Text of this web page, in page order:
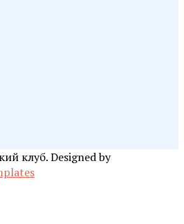
клуб. Designed by